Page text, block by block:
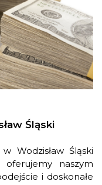
Śląski
Wodzisław Śląski
naszym
i doskonałe